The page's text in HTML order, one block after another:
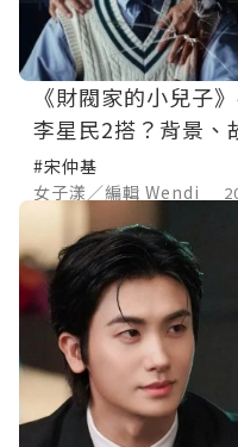
《財閥家的小兒子
李星民2搭？背景
握！
#宋仲基
女子漾／編輯 Wendi